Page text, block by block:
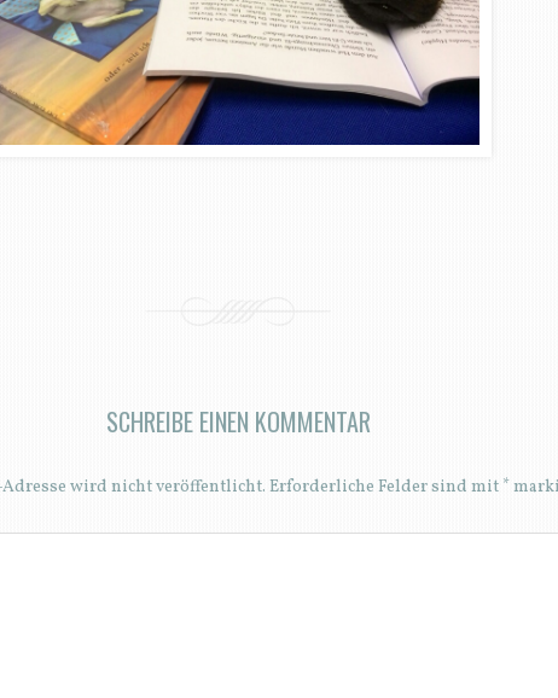
SCHREIBE EINEN KOMMENTAR
wird nicht veröffentlicht. Erforderliche Felder sind mit *